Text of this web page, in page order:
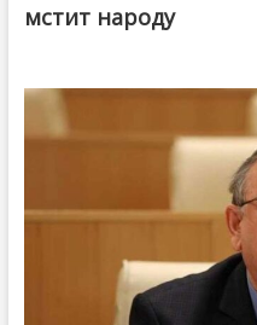
мстит народу